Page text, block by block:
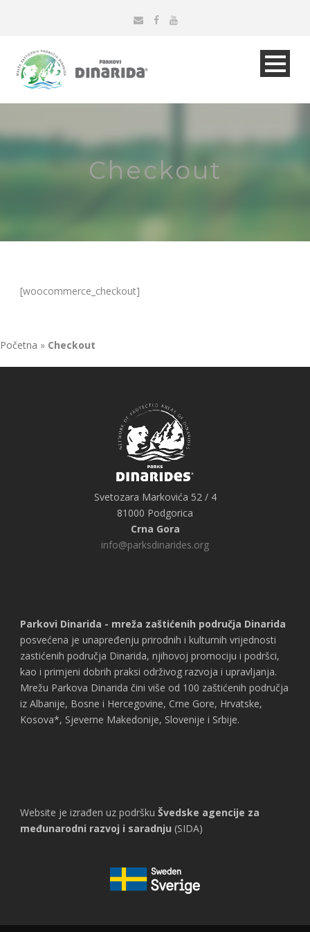
Checkout
[woocommerce_checkout]
Početna » Checkout
Svetozara Markovića 52 / 4
81000 Podgorica
Crna Gora
info@parksdinarides.org
Parkovi Dinarida - mreža zaštićenih područja Dinarida
posvećena je unapređenju prirodnih i kulturnih vrijednosti
zastićenih područja Dinarida, njihovoj promociju i podršci,
kao i primjeni dobrih praksi održivog razvoja i upravljanja.
Mrežu Parkova Dinarida čini više od 100 zaštićenih područja
iz Albanije, Bosne i Hercegovine, Crne Gore, Hrvatske,
Kosova*, Sjeverne Makedonije, Slovenije i Srbije.
Website je izrađen uz podršku Švedske agencije za
međunarodni razvoj i saradnju (SIDA)